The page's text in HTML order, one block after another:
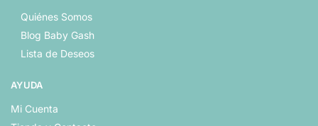
Quiénes Somos
Blog Baby Gash
Lista de Deseos
AYUDA
Mi Cuenta